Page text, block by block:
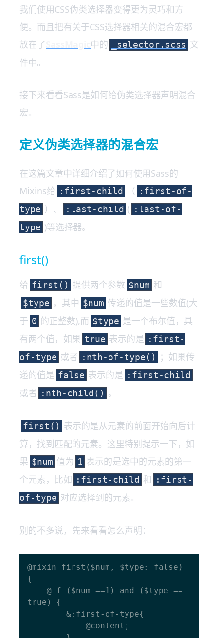
我们使用CSS伪类选择器变得更为灵巧和方
便。而且把有关于CSS选择器相关的混合宏都
放在了
中的 _selector.scss 文
件中。
接下来看看Sass是如何给伪类选择器声明混合
宏。
定义伪类选择器的混合宏
在这篇文章中详细介绍了如何使用Sass的
Mixins给 :first-child （ :first-of-
type ）、 :last-child ( :last-of-
type )等选择器。
first()
给 first() 提供两个参数 $num 和
$type ，其中 $num 传递的值是一些数值(大
于 0 的正整数),而 $type 是一个布尔值，具
有两个值，如果 true 表示的是 :first-
of-type 或者 :nth-of-type()
；如果传
递的值是 false 表示的是 :first-child
或者 :nth-child() 。
first() 表示的是从元素的前面开始向后计
算，找到匹配的元素。这里特别提示一下，如
果 $num 值为 1 表示的是选中的元素的第一
个元素，比如 :first-child 和
:first-
of-type 对应选择到的元素。
别的不多说，先来看看怎么声明：
@mixin first($num, $type: false)
{
true) {